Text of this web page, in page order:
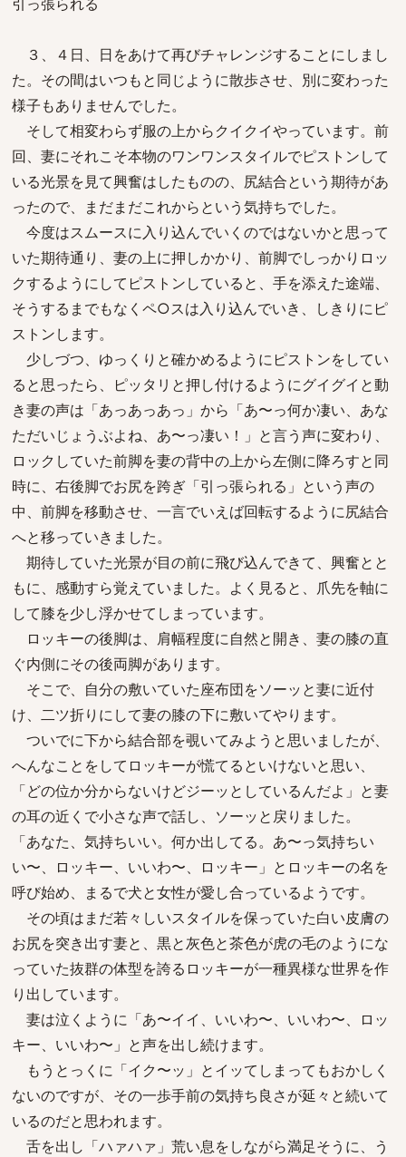
３、４日、日をあけて再びチャレンジすることにしまし
た。その間はいつもと同じように散歩させ、別に変わった
様子もありませんでした。
そして相変わらず服の上からクイクイやっています。前
回、妻にそれこそ本物のワンワンスタイルでピストンして
いる光景を見て興奮はしたものの、尻結合という期待があ
ったので、まだまだこれからという気持ちでした。
今度はスムースに入り込んでいくのではないかと思って
いた期待通り、妻の上に押しかかり、前脚でしっかりロッ
クするようにしてピストンしていると、手を添えた途端、
そうするまでもなくペ○スは入り込んでいき、しきりにピ
ストンします。
少しづつ、ゆっくりと確かめるようにピストンをしてい
ると思ったら、ピッタリと押し付けるようにグイグイと動
き妻の声は「あっあっあっ」から「あ〜っ何か凄い、あな
ただいじょうぶよね、あ〜っ凄い！」と言う声に変わり、
ロックしていた前脚を妻の背中の上から左側に降ろすと同
時に、右後脚でお尻を跨ぎ「引っ張られる」という声の
中、前脚を移動させ、一言でいえば回転するように尻結合
へと移っていきました。
期待していた光景が目の前に飛び込んできて、興奮とと
もに、感動すら覚えていました。よく見ると、爪先を軸に
して膝を少し浮かせてしまっています。
ロッキーの後脚は、肩幅程度に自然と開き、妻の膝の直
ぐ内側にその後両脚があります。
そこで、自分の敷いていた座布団をソーッと妻に近付
け、二ツ折りにして妻の膝の下に敷いてやります。
ついでに下から結合部を覗いてみようと思いましたが、
へんなことをしてロッキーが慌てるといけないと思い、
「どの位か分からないけどジーッとしているんだよ」と妻
の耳の近くで小さな声で話し、ソーッと戻りました。
「あなた、気持ちいい。何か出してる。あ〜っ気持ちい
い〜、ロッキー、いいわ〜、ロッキー」とロッキーの名を
呼び始め、まるで犬と女性が愛し合っているようです。
その頃はまだ若々しいスタイルを保っていた白い皮膚の
お尻を突き出す妻と、黒と灰色と茶色が虎の毛のようにな
っていた抜群の体型を誇るロッキーが一種異様な世界を作
り出しています。
妻は泣くように「あ〜イイ、いいわ〜、いいわ〜、ロッ
キー、いいわ〜」と声を出し続けます。
もうとっくに「イク〜ッ」とイッてしまってもおかしく
ないのですが、その一歩手前の気持ち良さが延々と続いて
いるのだと思われます。
舌を出し「ハァハァ」荒い息をしながら満足そうに、う